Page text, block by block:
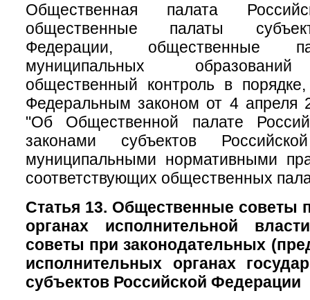
Общественная палата
общественные палаты
Федерации, общественные
муниципальных
общественный контроль в
Федеральным законом от 4 апреля
"Об Общественной палате
законами субъектов
муниципальными нормативными
соответствующих общественных
Статья 13. Общественные советы
органах исполнительной
советы при законодательных
исполнительных органах
субъектов Российской Федерации